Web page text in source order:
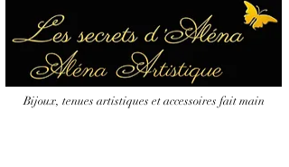
Bijoux, tenues artistiques et accessoires fait main